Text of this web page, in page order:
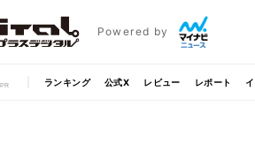
Powered by
ランキング 公式X レビュー レポート